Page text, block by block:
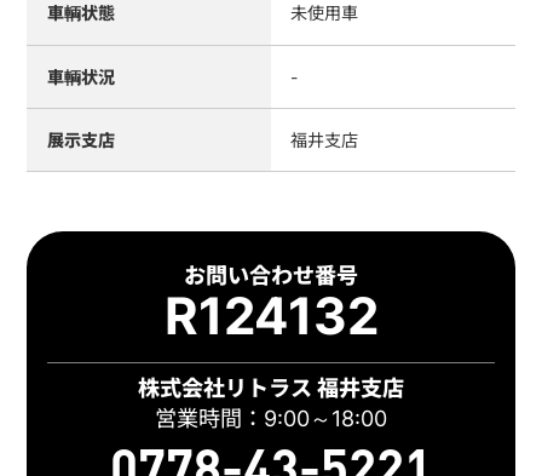
車輌状態 未使用車
車輌状況 -
展示支店 福井支店
お問い合わせ番号
R124132
株式会社リトラス 福井支店
営業時間：9:00～18:00